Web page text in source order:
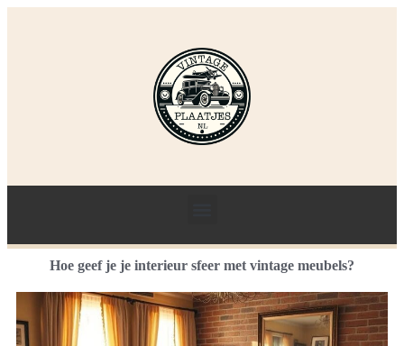
Hoe geef je je interieur sfeer met vintage meubels?